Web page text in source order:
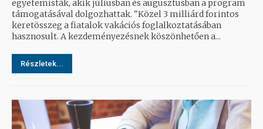
egyetemisták, akik júliusban és augusztusban a program
támogatásával dolgozhattak. "Közel 3 milliárd forintos
keretösszeg a fiatalok vakációs foglalkoztatásában
hasznosult. A kezdeményezésnek köszönhetően a...
Részletek...